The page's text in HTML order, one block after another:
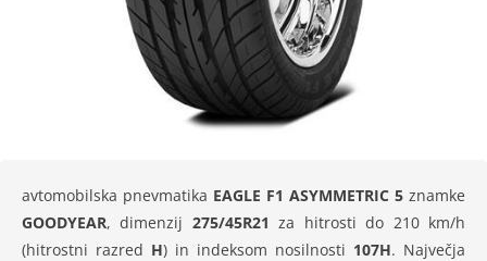
avtomobilska pnevmatika EAGLE F1 ASYMMETRIC 5 znamke
GOODYEAR, dimenzij 275/45R21 za hitrosti do 210 km/h
(hitrostni razred H) in indeksom nosilnosti 107H. Največja